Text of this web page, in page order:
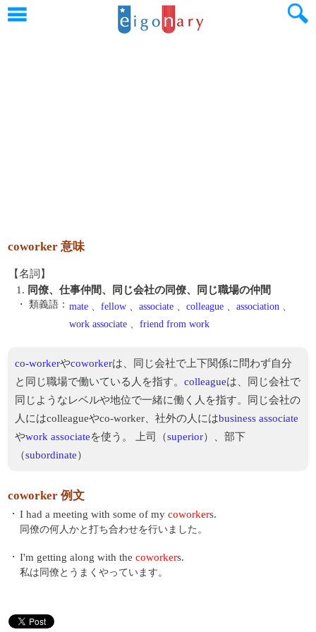
coworker 意味
【名詞】
1. 同僚、仕事仲間、同じ会社の同僚、同じ職場の仲間
・ 類義語： mate 、 fellow 、 associate 、 colleague 、 association 、
work associate 、 friend from work
co-workerやcoworkerは、同じ会社で上下関係に問わず自分
と同じ職場で働いている人を指す。 colleagueは、同じ会社で
同じようなレベルや地位で一緒に働く人を指す。同じ会社の
人にはcolleagueやco-worker、社外の人にはbusiness associate
やwork associateを使う。 上司（superior）、部下
（subordinate）
coworker 例文
・ I had a meeting with some of my coworkers.
同僚の何人かと打ち合わせを行いました。
・ I'm getting along with the coworkers.
私は同僚とうまくやっています。